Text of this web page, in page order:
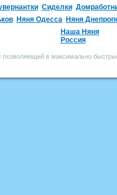
Сиделки
Няня Одесса Няня
Наша Няня
Россия
позволяющий в максимально